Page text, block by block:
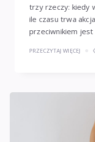
trzy rzeczy: kiedy
ile czasu trwa
przeciwnikiem
PRZECZYTAJ WIĘCEJ